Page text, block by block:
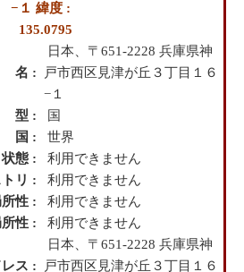
−１ 緯度 :
135.0795
名 :
日本、〒651-2228 兵庫県神
戸市西区見津が丘３丁目１６
−１
型 :
国
国 :
世界
状態 :
利用できません
リ :
利用できません
所性 :
利用できません
性 :
利用できません
ス :
日本、〒651-2228 兵庫県神
戸市西区見津が丘３丁目１６